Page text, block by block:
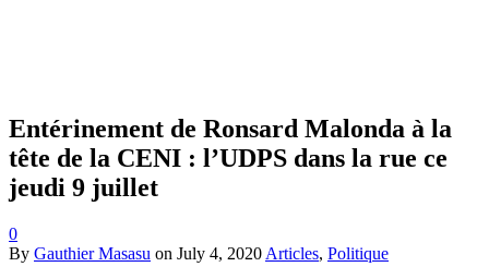
Entérinement de Ronsard Malonda à la
tête de la CENI : l’UDPS dans la rue ce
jeudi 9 juillet
0
By Gauthier Masasu on July 4, 2020 Articles, Politique